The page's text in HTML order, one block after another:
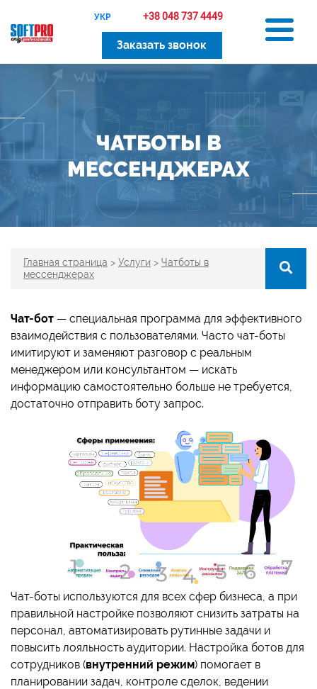
УКР +38 048 737 4449
Заказать звонок
ЧАТБОТЫ В
МЕССЕНДЖЕРАХ
Главная страница > Услуги > Чатботы в
мессенджерах
Чат-бот — специальная программа для эффективного
взаимодействия с пользователями. Часто чат-боты
имитируют и заменяют разговор с реальным
менеджером или консультантом — искать
информацию самостоятельно больше не требуется,
достаточно отправить боту запрос.
Чат-боты используются для всех сфер бизнеса, а при
правильной настройке позволяют снизить затраты на
персонал, автоматизировать рутинные задачи и
повысить лояльность аудитории. Настройка ботов для
сотрудников (внутренний режим) помогает в
планировании задач, контроле сделок, ведении